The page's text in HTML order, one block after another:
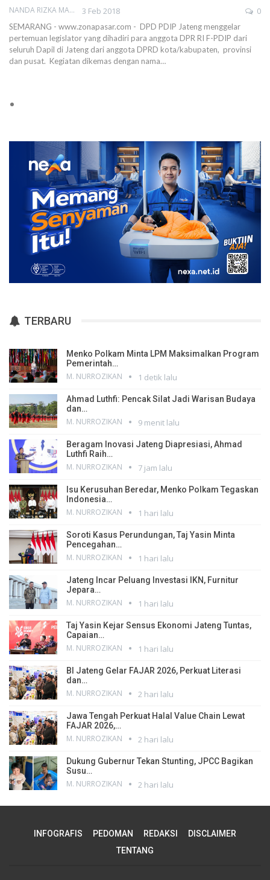
NANDA RIZKA MAHENDRA 3 Feb 2018 0
SEMARANG - www.zonapasar.com - DPD PDIP Jateng menggelar
pertemuan legislator yang dihadiri para anggota DPR RI F-PDIP dari
seluruh Dapil di Jateng dari anggota DPRD kota/kabupaten, provinsi
dan pusat. Kegiatan dikemas dengan nama…
TERBARU
Menko Polkam Minta LPM Maksimalkan Program
Pemerintah…
M. NURROZIKAN 1 detik lalu
Ahmad Luthfi: Pencak Silat Jadi Warisan Budaya
dan…
M. NURROZIKAN 9 menit lalu
Beragam Inovasi Jateng Diapresiasi, Ahmad
Luthfi Raih…
M. NURROZIKAN 7 jam lalu
Isu Kerusuhan Beredar, Menko Polkam Tegaskan
Indonesia…
M. NURROZIKAN 1 hari lalu
Soroti Kasus Perundungan, Taj Yasin Minta
Pencegahan…
M. NURROZIKAN 1 hari lalu
Jateng Incar Peluang Investasi IKN, Furnitur
Jepara…
M. NURROZIKAN 1 hari lalu
Taj Yasin Kejar Sensus Ekonomi Jateng Tuntas,
Capaian…
M. NURROZIKAN 1 hari lalu
BI Jateng Gelar FAJAR 2026, Perkuat Literasi
dan…
M. NURROZIKAN 2 hari lalu
Jawa Tengah Perkuat Halal Value Chain Lewat
FAJAR 2026,…
M. NURROZIKAN 2 hari lalu
Dukung Gubernur Tekan Stunting, JPCC Bagikan
Susu…
M. NURROZIKAN 2 hari lalu
INFOGRAFIS PEDOMAN REDAKSI
DISCLAIMER
TENTANG